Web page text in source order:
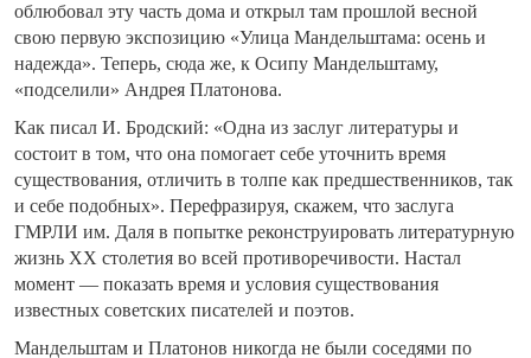
облюбовал эту часть дома и открыл там прошлой весной
свою первую экспозицию «Улица Мандельштама: осень и
надежда». Теперь, сюда же, к Осипу Мандельштаму,
«подселили» Андрея Платонова.
Как писал И. Бродский: «Одна из заслуг литературы и
состоит в том, что она помогает себе уточнить время
существования, отличить в толпе как предшественников, так
и себе подобных». Перефразируя, скажем, что заслуга
ГМРЛИ им. Даля в попытке реконструировать литературную
жизнь XX столетия во всей противоречивости. Настал
момент — показать время и условия существования
известных советских писателей и поэтов.
Мандельштам и Платонов никогда не были соседями по